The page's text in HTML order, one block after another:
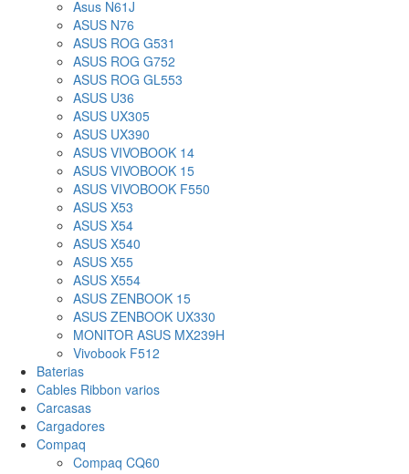
Asus N61J
ASUS N76
ASUS ROG G531
ASUS ROG G752
ASUS ROG GL553
ASUS U36
ASUS UX305
ASUS UX390
ASUS VIVOBOOK 14
ASUS VIVOBOOK 15
ASUS VIVOBOOK F550
ASUS X53
ASUS X54
ASUS X540
ASUS X55
ASUS X554
ASUS ZENBOOK 15
ASUS ZENBOOK UX330
MONITOR ASUS MX239H
Vivobook F512
Baterias
Cables Ribbon varios
Carcasas
Cargadores
Compaq
Compaq CQ60